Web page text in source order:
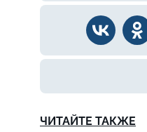
ЧИТАЙТЕ ТАКЖЕ